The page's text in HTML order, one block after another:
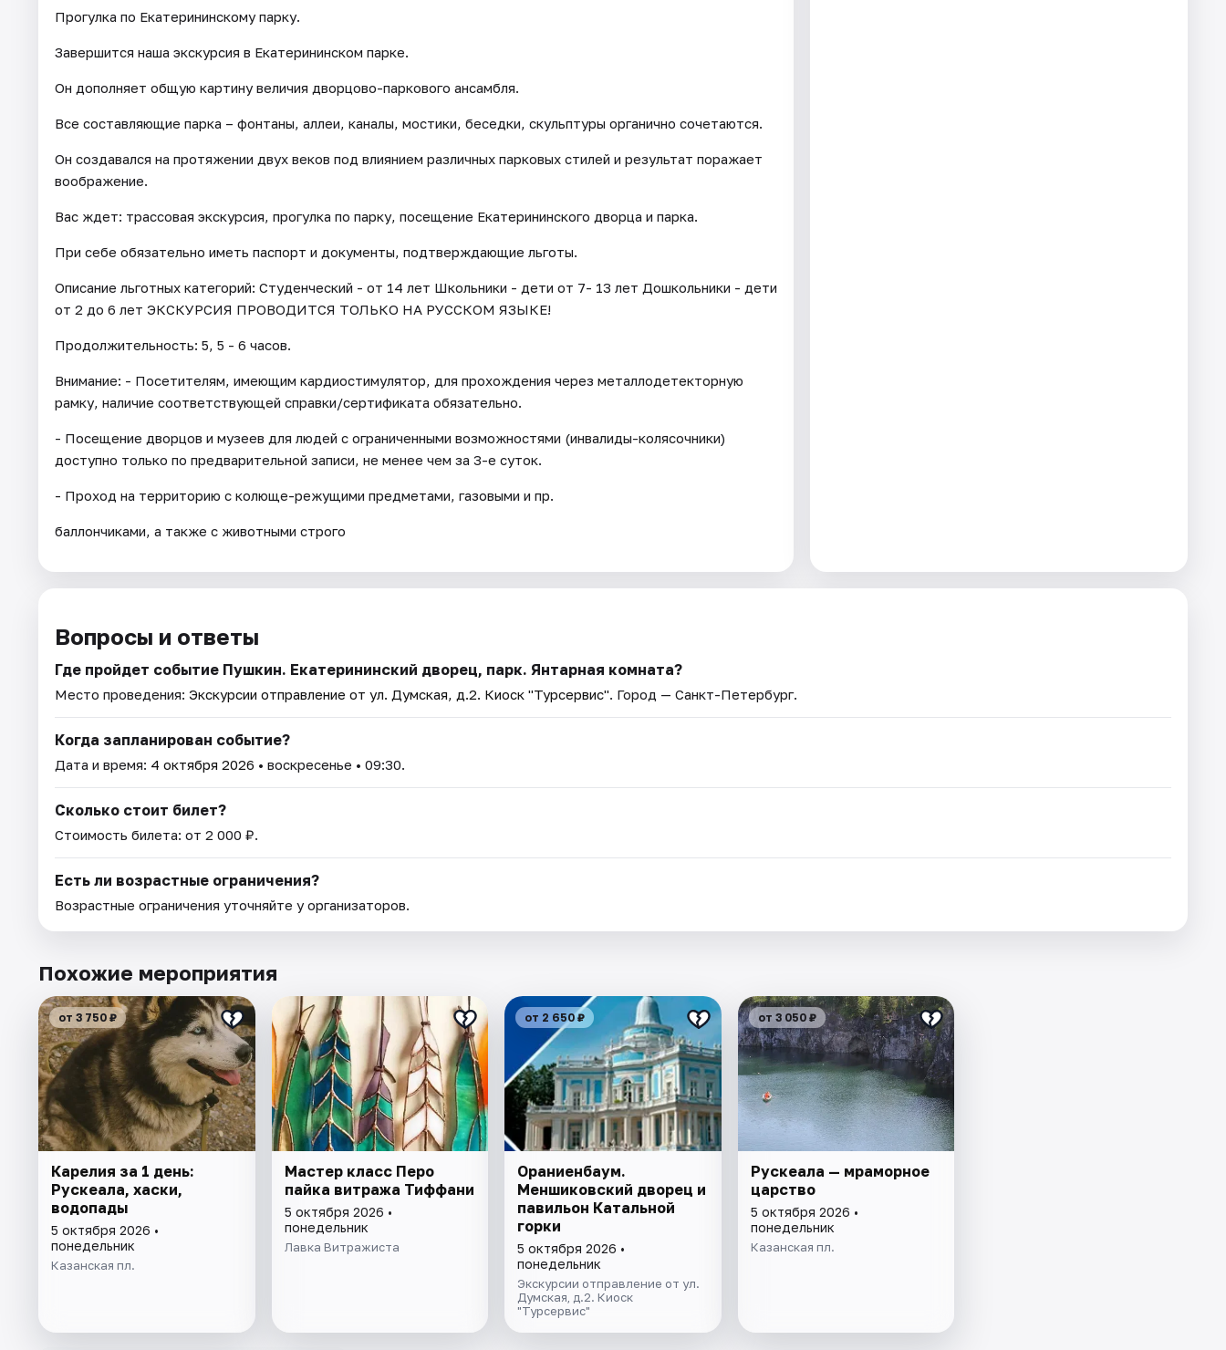
Прогулка по Екатерининскому парку.
Завершится наша экскурсия в Екатерининском парке.
Он дополняет общую картину величия дворцово-паркового ансамбля.
Все составляющие парка – фонтаны, аллеи, каналы, мостики, беседки, скульптуры органично сочетаются.
Он создавался на протяжении двух веков под влиянием различных парковых стилей и результат поражает
воображение.
Вас ждет: трассовая экскурсия, прогулка по парку, посещение Екатерининского дворца и парка.
При себе обязательно иметь паспорт и документы, подтверждающие льготы.
Описание льготных категорий: Студенческий - от 14 лет Школьники - дети от 7- 13 лет Дошкольники - дети
от 2 до 6 лет ЭКСКУРСИЯ ПРОВОДИТСЯ ТОЛЬКО НА РУССКОМ ЯЗЫКЕ!
Продолжительность: 5, 5 - 6 часов.
Внимание: - Посетителям, имеющим кардиостимулятор, для прохождения через металлодетекторную
рамку, наличие соответствующей справки/сертификата обязательно.
- Посещение дворцов и музеев для людей с ограниченными возможностями (инвалиды-колясочники)
доступно только по предварительной записи, не менее чем за 3-е суток.
- Проход на территорию с колюще-режущими предметами, газовыми и пр.
баллончиками, а также с животными строго
Вопросы и ответы
Где пройдет событие Пушкин. Екатерининский дворец, парк. Янтарная комната?
Место проведения: Экскурсии отправление от ул. Думская, д.2. Киоск "Турсервис". Город — Санкт-Петербург.
Когда запланирован событие?
Дата и время: 4 октября 2026 • воскресенье • 09:30.
Сколько стоит билет?
Стоимость билета: от 2 000 ₽.
Есть ли возрастные ограничения?
Возрастные ограничения уточняйте у организаторов.
Похожие мероприятия
от 3 750 ₽
Карелия за 1 день:
Рускеала, хаски,
водопады
5 октября 2026 •
понедельник
Казанская пл.
Мастер класс Перо
пайка витража Тиффани
5 октября 2026 •
понедельник
Лавка Витражиста
от 2 650 ₽
Ораниенбаум.
Меншиковский дворец и
павильон Катальной
горки
5 октября 2026 •
понедельник
Экскурсии отправление от ул.
Думская, д.2. Киоск
"Турсервис"
от 3 050 ₽
Рускеала — мраморное
царство
5 октября 2026 •
понедельник
Казанская пл.